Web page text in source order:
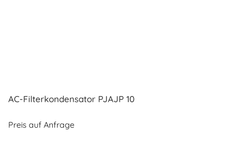
AC-Filterkondensator PJAJP 10
Preis auf Anfrage